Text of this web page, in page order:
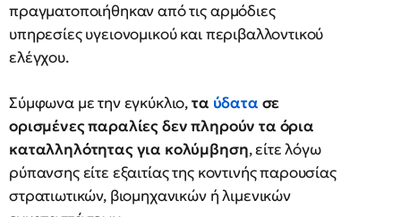
πραγματοποιήθηκαν από τις αρμόδιες
υπηρεσίες υγειονομικού και περιβαλλοντικού
ελέγχου.
Σύμφωνα με την εγκύκλιο,τα ύδατα σε
ορισμένες παραλίες δεν πληρούν τα όρια
καταλληλότητας για κολύμβηση, είτε λόγω
ρύπανσης είτε εξαιτίας της κοντινής παρουσίας
στρατιωτικών, βιομηχανικών ή λιμενικών